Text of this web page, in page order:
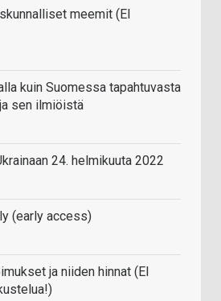
meemit (EI
kuin Suomessa tapahtuvasta
sen ilmiöistä
24. helmikuuta 2022
(early access)
ja niiden hinnat (EI